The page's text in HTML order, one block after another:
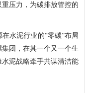
压力，为碳排放管控的
水泥行业的“零碳”布局
团，在其一个又一个生
泥战略牵手共谋清洁能